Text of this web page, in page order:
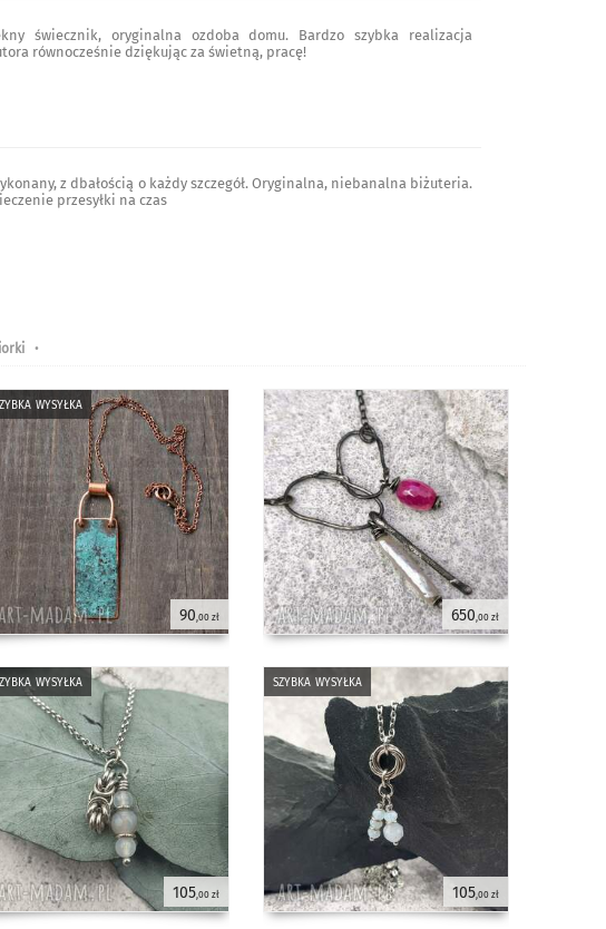
świecznik, oryginalna ozdoba domu. Bardzo szybka realizacja
równocześnie dziękując za świetną, pracę!
z dbałością o każdy szczegół. Oryginalna, niebanalna biżuteria.
przesyłki na czas
•
wysyłka
90,00 zł 650,00 zł
wysyłka
105,00 zł
szybka wysyłka
105,00 zł